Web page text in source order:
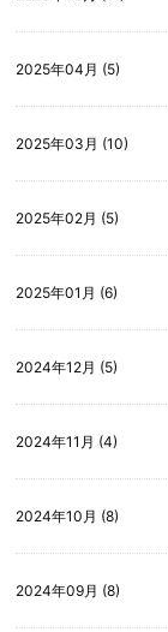
2025年04月 (5)
2025年03月 (10)
2025年02月 (5)
2025年01月 (6)
2024年12月 (5)
2024年11月 (4)
2024年10月 (8)
2024年09月 (8)